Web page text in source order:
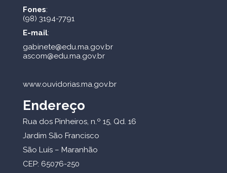
Fones:
(98) 3194-7791
E-mail:
gabinete@edu.ma.gov.br
ascom@edu.ma.gov.br
www.ouvidorias.ma.gov.br
Endereço
Rua dos Pinheiros, n.º 15, Qd. 16
Jardim São Francisco
São Luís – Maranhão
CEP: 65076-250